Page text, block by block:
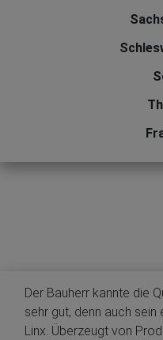
Der Bauherr kannte die
sehr gut, denn auch sein
Linx. Überzeugt von